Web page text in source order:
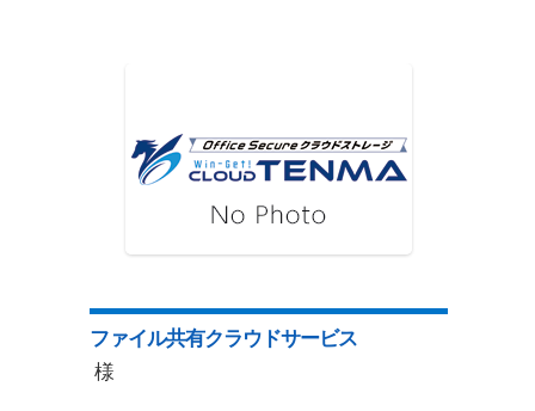
ファイル共有クラウドサービス
様